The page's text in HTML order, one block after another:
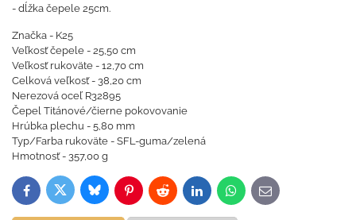
- dĺžka čepele 25cm.
Značka - K25
Veľkosť čepele - 25,50 cm
Veľkosť rukoväte - 12,70 cm
Celková veľkosť - 38,20 cm
Nerezová oceľ R32895
Čepel Titánové/čierne pokovovanie
Hrúbka plechu - 5,80 mm
Typ/Farba rukoväte - SFL-guma/zelená
Hmotnosť - 357,00 g
FacebookTwitterBlueskyPinterestReddit LinkedInWhatsApp
E-
mail